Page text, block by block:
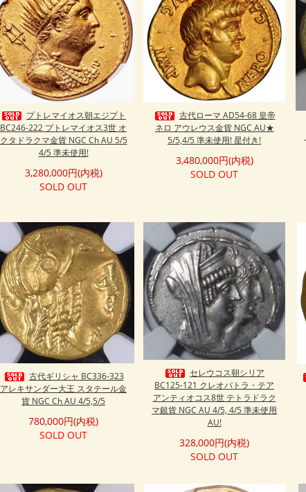
プトレマイオス朝エジプト
BC246-222 プトレマイオス3世 オ
クタドラクマ金貨 NGC Ch AU 5/5
4/5 準未使用!
3,280,000円(内税)
SOLD OUT
古代ローマ AD54-68 皇帝
ネロ アウレウス金貨 NGC AU★
5/5,4/5 準未使用! 星付き!
3,480,000円(内税)
SOLD OUT
古代ギリシャ BC336-323
アレキサンダー大王 スタテール金
貨 NGC Ch AU 4/5,5/5
780,000円(内税)
SOLD OUT
セレウコス朝シリア
BC125-121 クレオパトラ・テア
アンティオコス8世 テトラドラク
マ銀貨 NGC AU 4/5, 4/5 準未使用
AU!
328,000円(内税)
SOLD OUT